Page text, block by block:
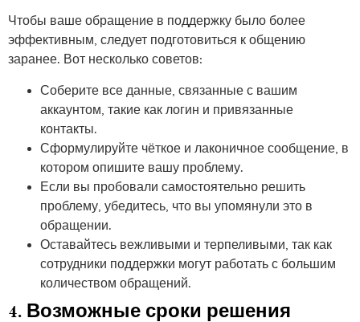
Чтобы ваше обращение в поддержку было более
эффективным, следует подготовиться к общению
заранее. Вот несколько советов:
Соберите все данные, связанные с вашим
аккаунтом, такие как логин и привязанные
контакты.
Сформулируйте чёткое и лаконичное сообщение, в
котором опишите вашу проблему.
Если вы пробовали самостоятельно решить
проблему, убедитесь, что вы упомянули это в
обращении.
Оставайтесь вежливыми и терпеливыми, так как
сотрудники поддержки могут работать с большим
количеством обращений.
4. Возможные сроки решения